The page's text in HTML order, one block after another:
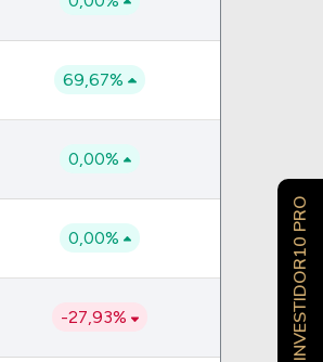
69,67%
0,00%
0,00%
-27,93% INVESTIDOR10 PRO